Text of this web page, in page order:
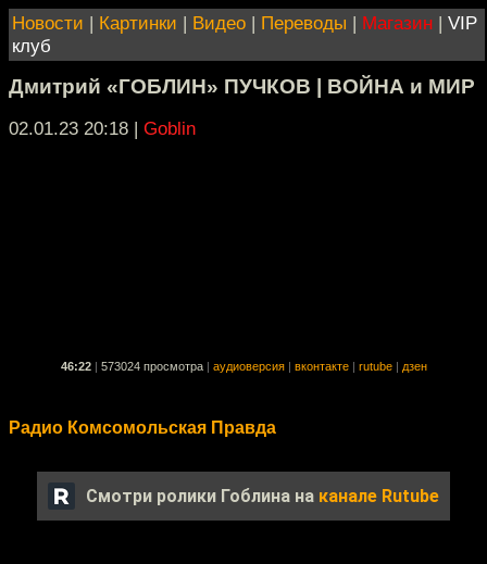
Новости | Картинки | Видео | Переводы | Магазин | VIP
клуб
Дмитрий «ГОБЛИН» ПУЧКОВ | ВОЙНА и МИР
02.01.23 20:18 | Goblin
46:22 573024 просмотра аудиоверсия вконтакте rutube дзен
Радио Комсомольская Правда
Смотри ролики Гоблина на канале Rutube